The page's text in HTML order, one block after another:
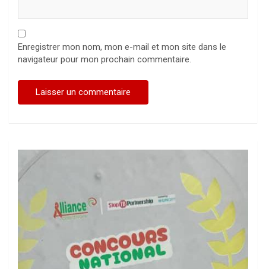
Enregistrer mon nom, mon e-mail et mon site dans le
navigateur pour mon prochain commentaire.